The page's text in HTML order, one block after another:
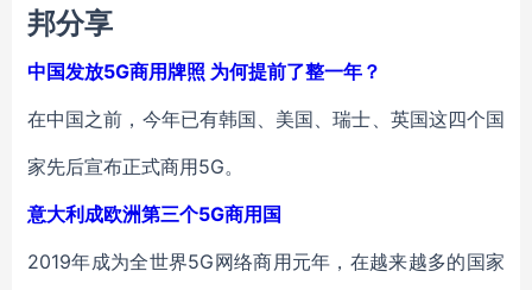
邦分享
中国发放5G商用牌照 为何提前了整一年？
在中国之前，今年已有韩国、美国、瑞士、英国这四个国
家先后宣布正式商用5G。
意大利成欧洲第三个5G商用国
2019年成为全世界5G网络商用元年，在越来越多的国家